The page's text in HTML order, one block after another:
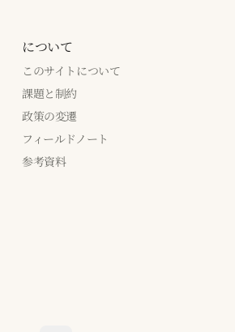
について
このサイトについて
課題と制約
政策の変遷
フィールドノート
参考資料